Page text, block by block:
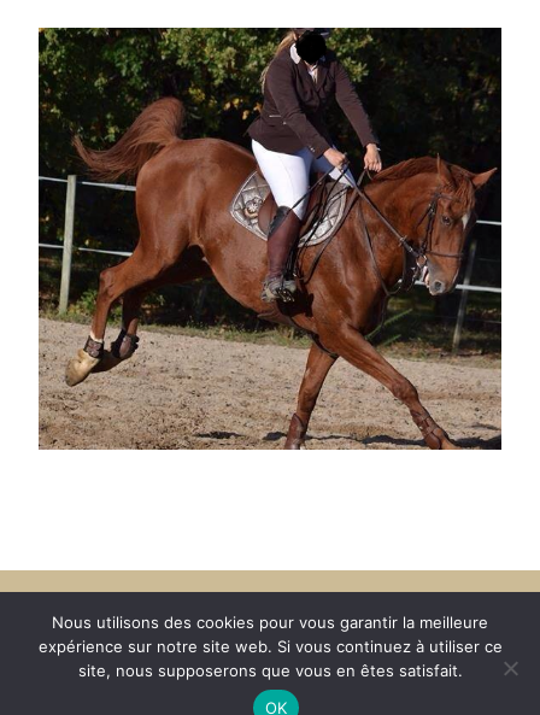
Nous utilisons des cookies pour vous garantir la meilleure
expérience sur notre site web. Si vous continuez à utiliser ce
site, nous supposerons que vous en êtes satisfait.
OK